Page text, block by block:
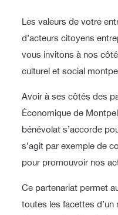
Les valeurs de votre
d’acteurs citoyens
vous invitons à nos
culturel et social
Avoir à ses côtés des
Économique de
bénévolat s’accorde
s’agit par exemple de
pour promouvoir nos
Ce partenariat permet
toutes les facettes d’un